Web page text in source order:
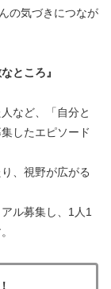
の気づきにつなが
ところ』
など、「自分と
したエピソード
、視野が広がる
ル募集し、1人1